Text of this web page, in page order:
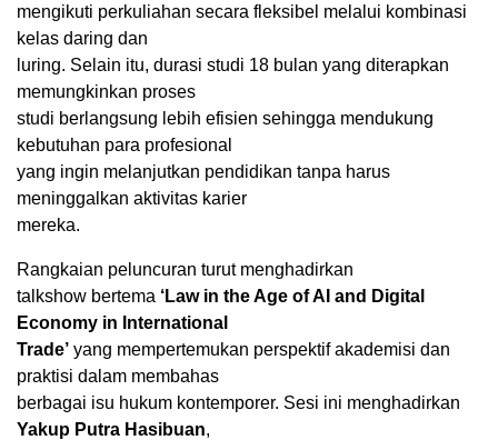
mengikuti perkuliahan secara fleksibel melalui kombinasi
kelas daring dan
luring. Selain itu, durasi studi 18 bulan yang diterapkan
memungkinkan proses
studi berlangsung lebih efisien sehingga mendukung
kebutuhan para profesional
yang ingin melanjutkan pendidikan tanpa harus
meninggalkan aktivitas karier
mereka.
Rangkaian peluncuran turut menghadirkan
talkshow bertema ‘Law in the Age of AI and Digital
Economy in International
Trade’ yang mempertemukan perspektif akademisi dan
praktisi dalam membahas
berbagai isu hukum kontemporer. Sesi ini menghadirkan
Yakup Putra Hasibuan,